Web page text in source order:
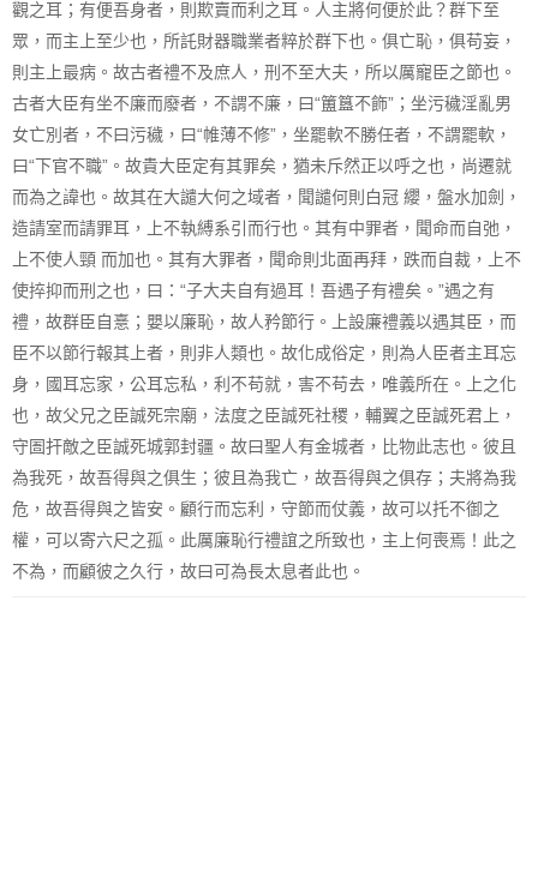
觀之耳；有便吾身者，則欺賣而利之耳。人主將何便於此？群下至
眾，而主上至少也，所託財器職業者粹於群下也。俱亡恥，俱苟妄，
則主上最病。故古者禮不及庶人，刑不至大夫，所以厲寵臣之節也。
古者大臣有坐不廉而廢者，不謂不廉，曰“簠簋不飾”；坐污穢淫亂男
女亡別者，不曰污穢，曰“帷薄不修”，坐罷軟不勝任者，不謂罷軟，
曰“下官不職”。故貴大臣定有其罪矣，猶未斥然正以呼之也，尚遷就
而為之諱也。故其在大譴大何之域者，聞譴何則白冠 纓，盤水加劍，
造請室而請罪耳，上不執縛系引而行也。其有中罪者，聞命而自弛，
上不使人頸 而加也。其有大罪者，聞命則北面再拜，跌而自裁，上不
使捽抑而刑之也，曰：“子大夫自有過耳！吾遇子有禮矣。”遇之有
禮，故群臣自憙；嬰以廉恥，故人矜節行。上設廉禮義以遇其臣，而
臣不以節行報其上者，則非人類也。故化成俗定，則為人臣者主耳忘
身，國耳忘家，公耳忘私，利不苟就，害不苟去，唯義所在。上之化
也，故父兄之臣誠死宗廟，法度之臣誠死社稷，輔翼之臣誠死君上，
守圄扞敵之臣誠死城郭封疆。故曰聖人有金城者，比物此志也。彼且
為我死，故吾得與之俱生；彼且為我亡，故吾得與之俱存；夫將為我
危，故吾得與之皆安。顧行而忘利，守節而仗義，故可以托不御之
權，可以寄六尺之孤。此厲廉恥行禮誼之所致也，主上何喪焉！此之
不為，而顧彼之久行，故曰可為長太息者此也。